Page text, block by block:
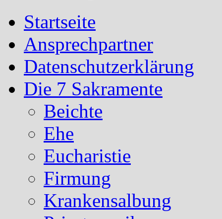
Startseite
Ansprechpartner
Datenschutzerklärung
Die 7 Sakramente
Beichte
Ehe
Eucharistie
Firmung
Krankensalbung